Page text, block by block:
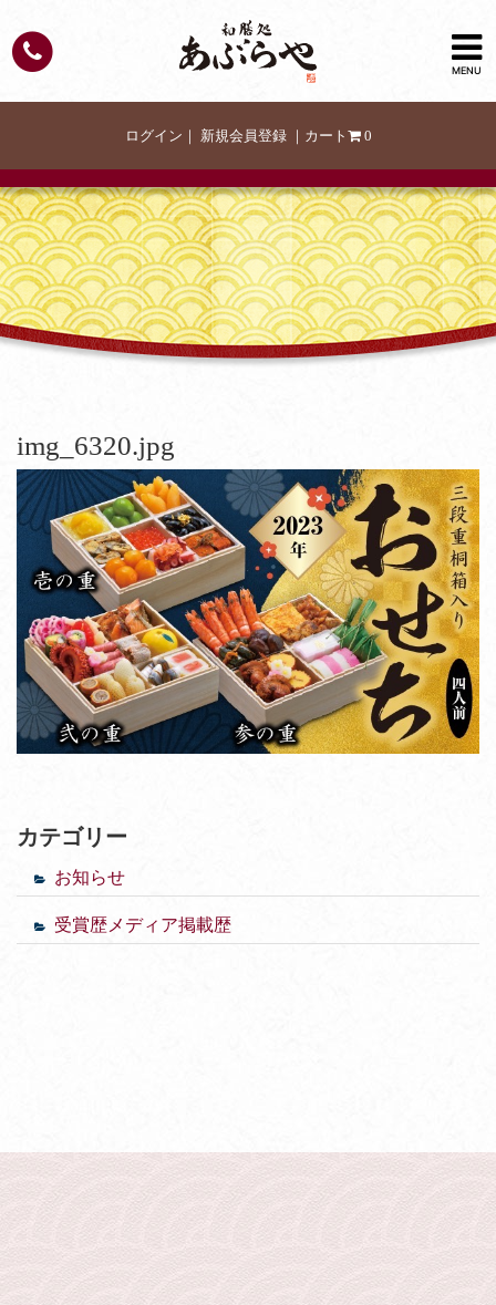
MENU
ログイン ｜ 新規会員登録｜ カート 0
img_6320.jpg
カテゴリー
お知らせ
受賞歴メディア掲載歴